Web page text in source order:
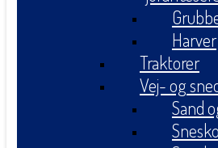
Harver
Traktorer
Vej- og
Sand